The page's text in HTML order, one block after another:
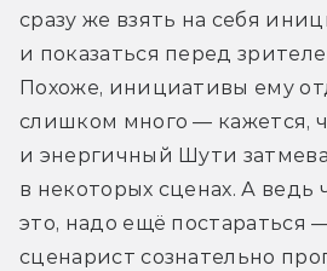
сразу же взять на себя
и показаться перед
Похоже, инициативы ему
слишком много — кажется,
и энергичный Шути
в некоторых сценах. А ведь
это, надо ещё постараться
сценарист сознательно